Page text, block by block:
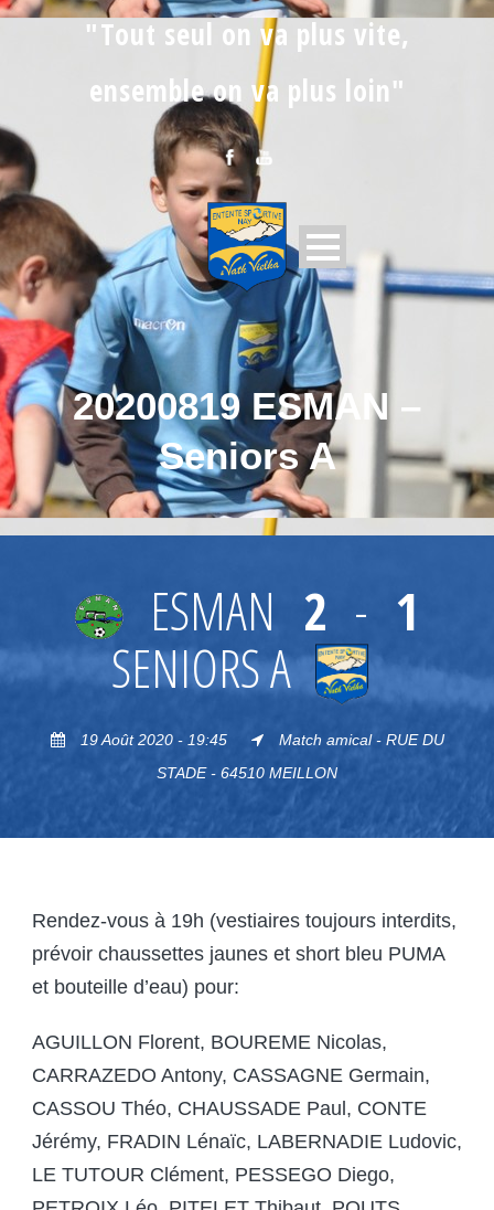
"Tout seul on va plus vite,
ensemble on va plus loin"
20200819 ESMAN –
Seniors A
ESMAN 2 - 1
SENIORS A
19 Août 2020 - 19:45
Match amical - RUE DU
STADE - 64510 MEILLON
Rendez-vous à 19h (vestiaires toujours interdits,
prévoir chaussettes jaunes et short bleu PUMA
et bouteille d’eau) pour:
AGUILLON Florent, BOUREME Nicolas,
CARRAZEDO Antony, CASSAGNE Germain,
CASSOU Théo, CHAUSSADE Paul, CONTE
Jérémy, FRADIN Lénaïc, LABERNADIE Ludovic,
LE TUTOUR Clément, PESSEGO Diego,